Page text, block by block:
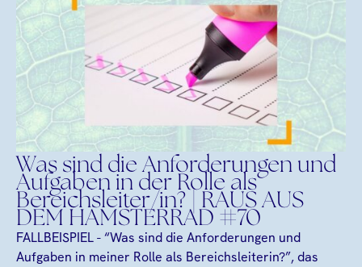
Was sind die Anforderungen und
Aufgaben in der Rolle als
Bereichsleiter/in? | RAUS AUS
DEM HAMSTERRAD #70
FALLBEISPIEL - “Was sind die Anforderungen und
Aufgaben in meiner Rolle als Bereichsleiterin?”, das